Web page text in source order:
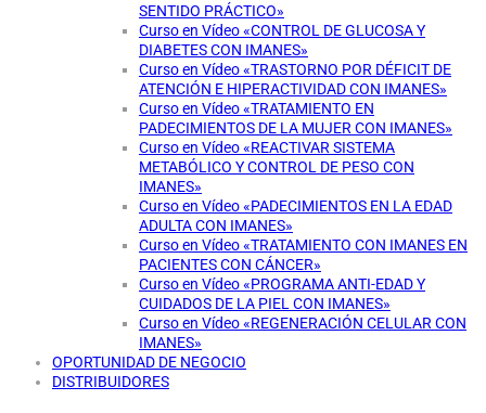
SENTIDO PRÁCTICO»
Curso en Vídeo «CONTROL DE GLUCOSA Y
DIABETES CON IMANES»
Curso en Vídeo «TRASTORNO POR DÉFICIT DE
ATENCIÓN E HIPERACTIVIDAD CON IMANES»
Curso en Vídeo «TRATAMIENTO EN
PADECIMIENTOS DE LA MUJER CON IMANES»
Curso en Vídeo «REACTIVAR SISTEMA
METABÓLICO Y CONTROL DE PESO CON
IMANES»
Curso en Vídeo «PADECIMIENTOS EN LA EDAD
ADULTA CON IMANES»
Curso en Vídeo «TRATAMIENTO CON IMANES EN
PACIENTES CON CÁNCER»
Curso en Vídeo «PROGRAMA ANTI-EDAD Y
CUIDADOS DE LA PIEL CON IMANES»
Curso en Vídeo «REGENERACIÓN CELULAR CON
IMANES»
OPORTUNIDAD DE NEGOCIO
DISTRIBUIDORES